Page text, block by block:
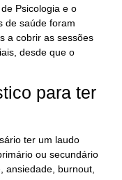
Psicologia e o
de saúde foram
a cobrir as sessões
desde que o
para ter
ter um laudo
ou secundário
ansiedade, burnout,